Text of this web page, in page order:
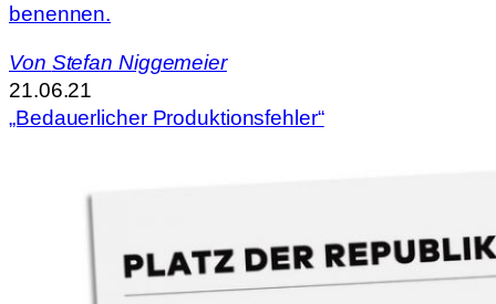
benennen.
Von Stefan Niggemeier
21.06.21
„Bedauerlicher Produktionsfehler“